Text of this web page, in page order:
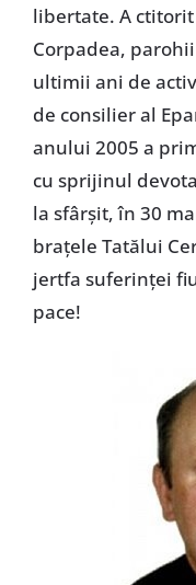
libertate. A
Corpadea,
ultimii ani de
de consilier al
anului 2005 a
cu sprijinul
la sfârşit, în 30
braţele Tatălui
jertfa suferinţei
pace!